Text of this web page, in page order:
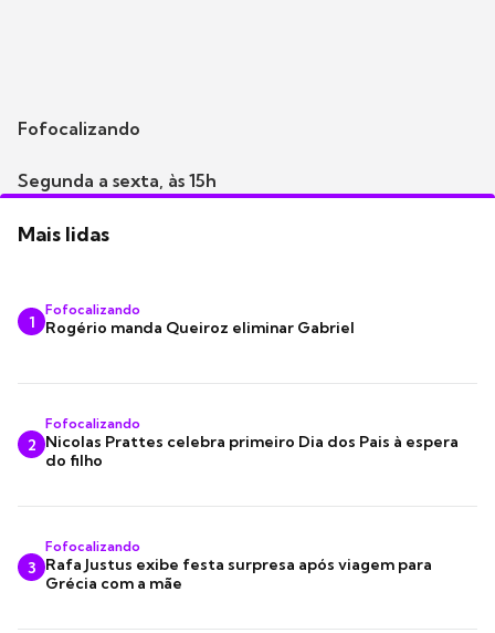
Fofocalizando
Segunda a sexta, às 15h
Mais lidas
1
Fofocalizando
Rogério manda Queiroz eliminar Gabriel
2
Fofocalizando
Nicolas Prattes celebra primeiro Dia dos Pais à espera
do filho
3
Fofocalizando
Rafa Justus exibe festa surpresa após viagem para
Grécia com a mãe